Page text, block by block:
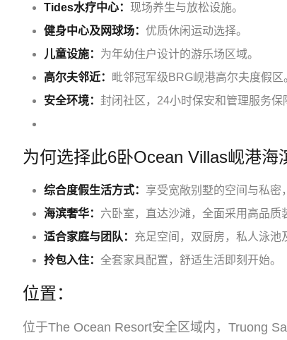
Tides水疗中心： 现场养生与放松设施。
健身中心及网球场： 优质休闲运动选择。
儿童设施： 为年幼住户设计的游乐场区域。
高尔夫邻近：
毗邻冠军级BRG岘港高尔夫度假区
安全环境： 封闭社区，24小时保安和管理服务保
为何选择此6卧Ocean Villas岘港海
综合度假生活方式： 享受宽敞别墅的空间与私密
海滨奢华： 六卧室，直达沙滩，全面采用高品质
适合家庭与团队： 充足空间，双厨房，私人泳池
拎包入住： 全套家具配置，舒适生活即刻开始。
位置：
位于The Ocean Resort安全区域内，Truong